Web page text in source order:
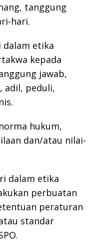
tanggung
hari.
dalam etika
kepada
jawab,
adil, peduli,
hukum,
dan/atau nilai-
dalam etika
perbuatan
peraturan
standar